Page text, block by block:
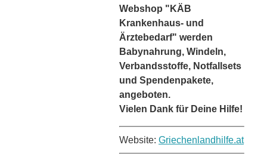
Webshop "KÄB
Krankenhaus- und
Ärztebedarf" werden
Babynahrung, Windeln,
Verbandsstoffe, Notfallsets
und Spendenpakete,
angeboten.
Vielen Dank für Deine Hilfe!
Website: Griechenlandhilfe.at